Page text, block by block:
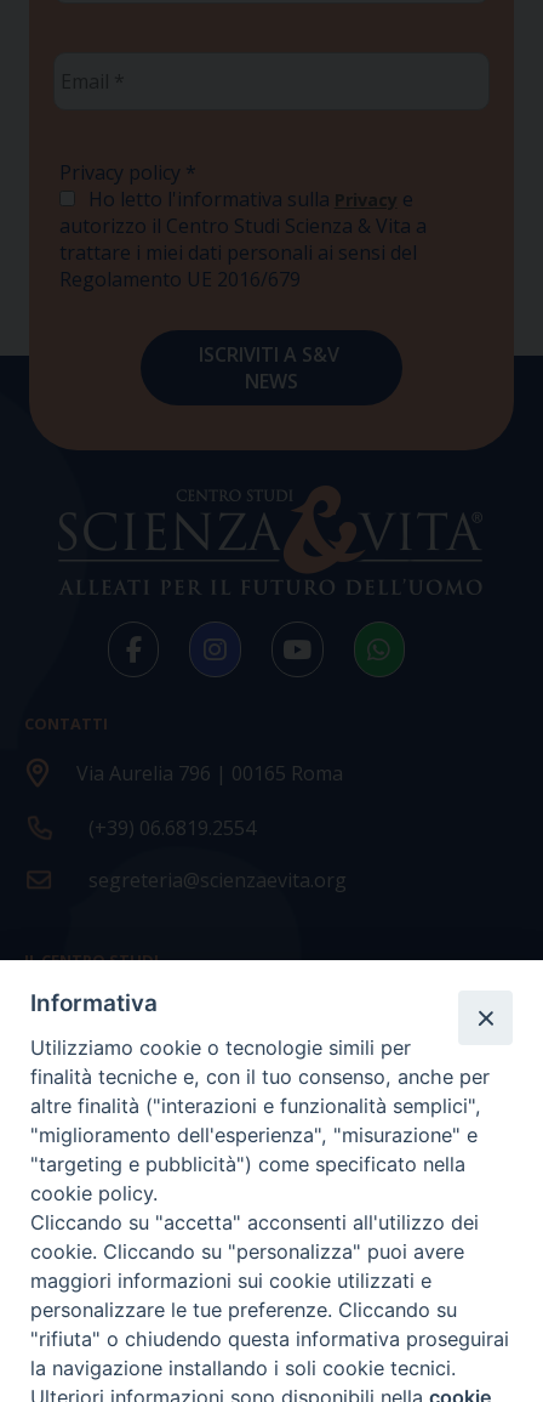
Privacy policy *
Ho letto l'informativa sulla Privacy e
autorizzo il Centro Studi Scienza & Vita a
trattare i miei dati personali ai sensi del
Regolamento UE 2016/679
CONTATTI
Via Aurelia 796 | 00165 Roma
(+39) 06.6819.2554
segreteria@scienzaevita.org
IL CENTRO STUDI
La nostra storia
Statuto
Presidenza e ufficio presidenza
Consiglio scientifico
Coordinamento nazionale
COPYRIGHT Scienza & Vita - C.F96600690588- Tutti i
diritti -Privacy- Credits
Informativa
Utilizziamo cookie o tecnologie simili per
finalità tecniche e, con il tuo consenso, anche per
altre finalità ("interazioni e funzionalità semplici",
"miglioramento dell'esperienza", "misurazione" e
"targeting e pubblicità") come specificato nella
cookie policy.
Cliccando su "accetta" acconsenti all'utilizzo dei
cookie. Cliccando su "personalizza" puoi avere
maggiori informazioni sui cookie utilizzati e
personalizzare le tue preferenze. Cliccando su
"rifiuta" o chiudendo questa informativa proseguirai
la navigazione installando i soli cookie tecnici.